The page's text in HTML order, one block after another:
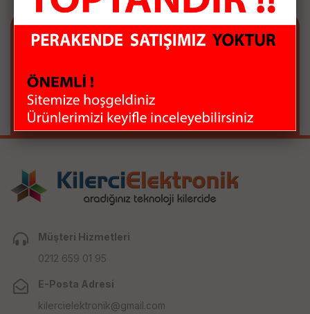
E-BÜLTEN ABONELİĞİ
E-Bülten aboneliği ile fırsatları kaçırma...
Müşteri Hizmetleri
0212 659 01 95
E-Posta Adresi
kilercielektronik@gmail.com